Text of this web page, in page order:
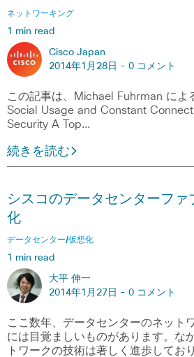
ネットワーキング
1 min read
Cisco Japan
2014年1月28日 - 0 コメント
この記事は、Michael Fuhrman によ
Social Usage and Constant
Security A Top…
続きを読む
シスコのデータセンターファ
化
データセンター/仮想化
1 min read
大平 伸一
2014年1月27日 - 0 コメント
ここ数年、データセンターのネット
には目覚ましいものがあります。な
トワークの技術は著しく進歩してお